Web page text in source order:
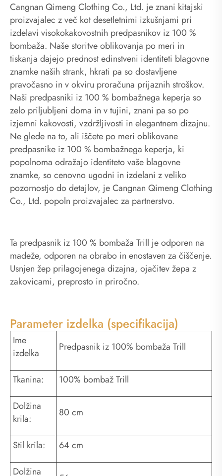
Cangnan Qimeng Clothing Co., Ltd. je znani kitajski
proizvajalec z več kot desetletnimi izkušnjami pri
izdelavi visokokakovostnih predpasnikov iz 100 %
bombaža. Naše storitve oblikovanja po meri in
tiskanja dajejo prednost edinstveni identiteti blagovne
znamke naših strank, hkrati pa so dostavljene
pravočasno in v okviru proračuna prijaznih stroškov.
Naši predpasniki iz 100 % bombažnega keperja so
zelo priljubljeni doma in v tujini, znani pa so po
izjemni kakovosti, vzdržljivosti in elegantnem dizajnu.
Ne glede na to, ali iščete po meri oblikovane
predpasnike iz 100 % bombažnega keperja, ki
popolnoma odražajo identiteto vaše blagovne
znamke, so cenovno ugodni in izdelani z veliko
pozornostjo do detajlov, je Cangnan Qimeng Clothing
Co., Ltd. popoln proizvajalec za partnerstvo.
Ta predpasnik iz 100 % bombaža Trill je odporen na
madeže, odporen na obrabo in enostaven za čiščenje.
Usnjen žep prilagojenega dizajna, ojačitev žepa z
zakovicami, preprosto in priročno.
Parameter izdelka (specifikacija)
Ime
izdelka
Predpasnik iz 100% bombaža Trill
Tkanina: 100% bombaž Trill
Dolžina
krila:
80 cm
Stil krila: 64 cm
Dolžina